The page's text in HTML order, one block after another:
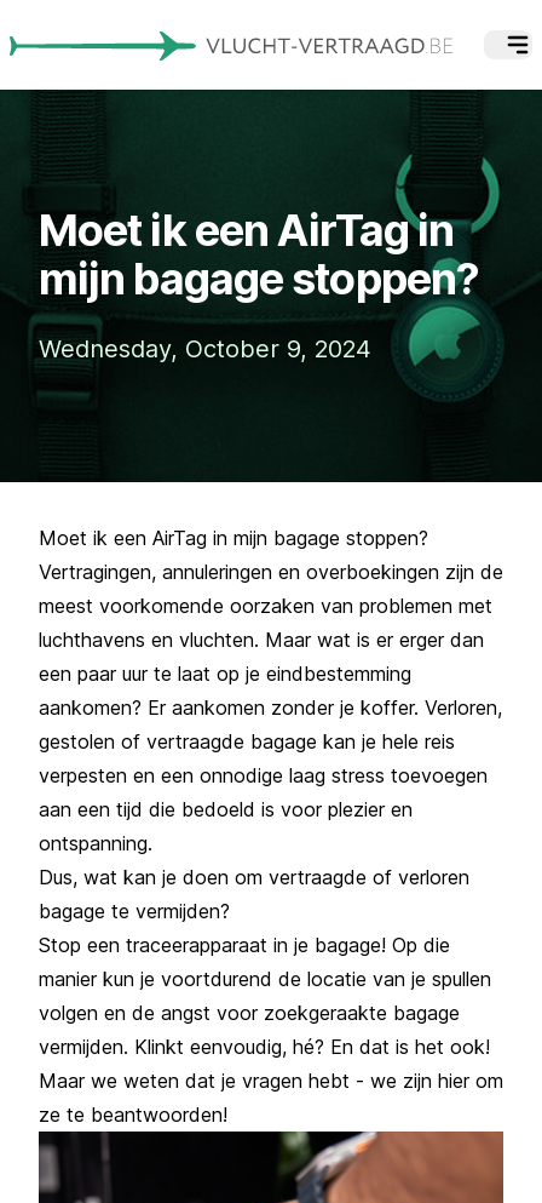
Moet ik een AirTag in
mijn bagage stoppen?
Wednesday, October 9, 2024
Moet ik een AirTag in mijn bagage stoppen?
Vertragingen, annuleringen en overboekingen zijn de
meest voorkomende oorzaken van problemen met
luchthavens en vluchten. Maar wat is er erger dan
een paar uur te laat op je eindbestemming
aankomen? Er aankomen zonder je koffer. Verloren,
gestolen of vertraagde bagage kan je hele reis
verpesten en een onnodige laag stress toevoegen
aan een tijd die bedoeld is voor plezier en
ontspanning.
Dus, wat kan je doen om vertraagde of verloren
bagage te vermijden?
Stop een traceerapparaat in je bagage! Op die
manier kun je voortdurend de locatie van je spullen
volgen en de angst voor zoekgeraakte bagage
vermijden. Klinkt eenvoudig, hé? En dat is het ook!
Maar we weten dat je vragen hebt - we zijn hier om
ze te beantwoorden!